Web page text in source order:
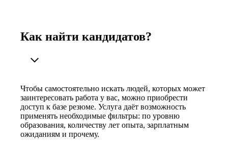
Как найти кандидатов?
Чтобы самостоятельно искать людей, которых может
заинтересовать работа у вас, можно приобрести
доступ к базе резюме. Услуга даёт возможность
применять необходимые фильтры: по уровню
образования, количеству лет опыта, зарплатным
ожиданиям и прочему.